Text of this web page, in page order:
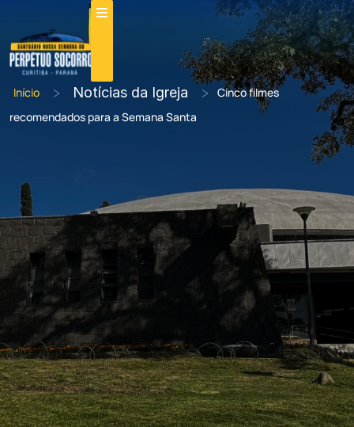
Início > Notícias da Igreja >
Cinco filmes
recomendados para a Semana Santa